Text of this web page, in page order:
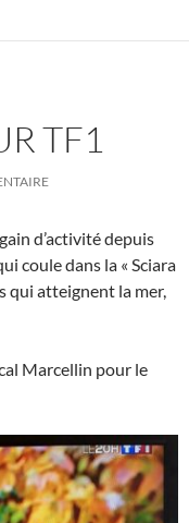
TF1
d’activité depuis
coule dans la « Sciara
qui atteignent la mer,
Marcellin pour le